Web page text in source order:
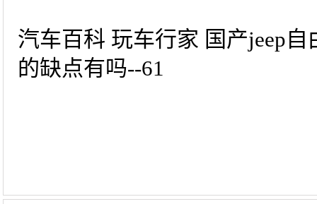
汽车百科 玩车行家 国产jeep
的缺点有吗--61